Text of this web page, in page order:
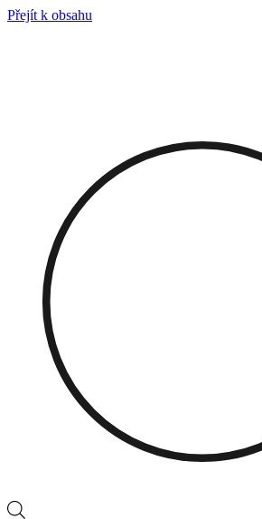
Přejít k obsahu